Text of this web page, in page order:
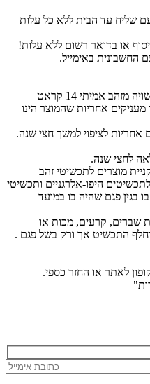
תשלח עם שליח עד הבית ללא כל עלות
באימייל.
תכשיטי זהב – מתכת תכשיטי הזהב עשויה מזהב אמיתי 14 קראט
מעניקים אחריות שהמוצר הינו
אחריות לציפוי למשך חצי שנה.
לחצי שנה.
מוצרים לתכשיטי זהב
היפו-אלרגניים ותכשיטי
בגין פגם שהיה בו במועד
שברים, קרעים, מכות או
התכשיט אך ורק בשל פגם .
לאתר או החזר כספי.